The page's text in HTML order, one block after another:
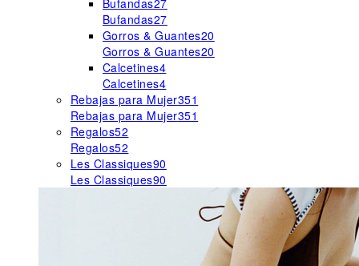
Bufandas27
Bufandas27
Gorros & Guantes20
Gorros & Guantes20
Calcetines4
Calcetines4
Rebajas para Mujer351
Rebajas para Mujer351
Regalos52
Regalos52
Les Classiques90
Les Classiques90